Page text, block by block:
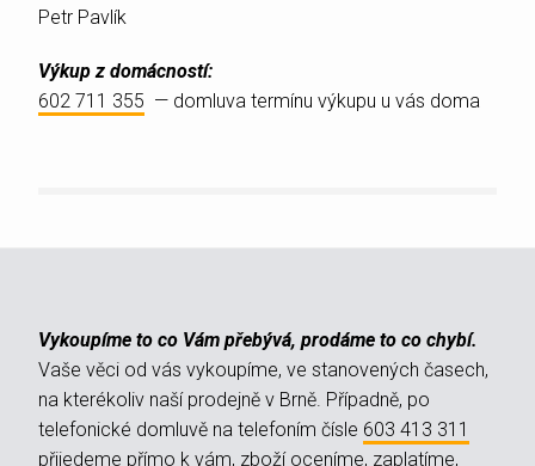
Petr Pavlík
Výkup z domácností:
602 711 355 — domluva termínu výkupu u vás doma
Vykoupíme to co Vám přebývá, prodáme to co chybí.
Vaše věci od vás vykoupíme, ve stanovených časech,
na kterékoliv naší prodejně v Brně. Případně, po
telefonické domluvě na telefoním čísle 603 413 311
přijedeme přímo k vám, zboží oceníme, zaplatíme,